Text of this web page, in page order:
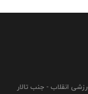
انقلاب - جنب تالار